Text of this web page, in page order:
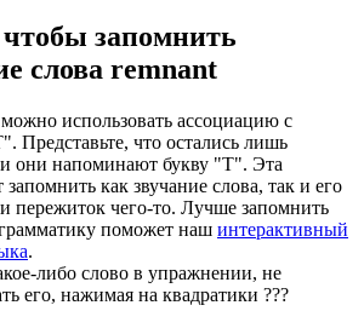
чтобы запомнить
слова remnant
использовать ассоциацию с
Представьте, что остались лишь
и они напоминают букву "Т". Эта
как звучание слова, так и его
пережиток чего-то. Лучше запомнить
поможет наш интерактивный
.
либо слово в упражнении, не
его, нажимая на квадратики ???